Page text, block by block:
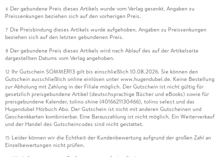
6 Der gebundene Preis dieses Artikels wurde vom Verlag gesenkt. Angaben zu
Preissenkungen beziehen sich auf den vorherigen Preis.
7 Die Preisbindung dieses Artikels wurde aufgehoben. Angaben zu Preissenkungen
beziehen sich auf den letzten gebundenen Preis.
8 Der gebundene Preis dieses Artikels wird nach Ablauf des auf der Artikelseite
dargestellten Datums vom Verlag angehoben.
12 Ihr Gutschein SOMMER13 gilt bis einschließlich 10.08.2026. Sie können den
Gutschein ausschließlich online einlösen unter www.hugendubel.de. Keine Bestellung
zur Abholung mit Zahlung in der Filiale möglich. Der Gutschein ist nicht gültig für
gesetzlich preisgebundene Artikel (deutschsprachige Bücher und eBooks) sowie für
preisgebundene Kalender, tolino shine (4016621130466), tolino select und das
Hugendubel Hörbuch Abo. Der Gutschein ist nicht mit anderen Gutscheinen und
Geschenkkarten kombinierbar. Eine Barauszahlung ist nicht möglich. Ein Weiterverkauf
und der Handel des Gutscheincodes sind nicht gestattet.
15 Leider können wir die Echtheit der Kundenbewertung aufgrund der großen Zahl an
Einzelbewertungen nicht prüfen.